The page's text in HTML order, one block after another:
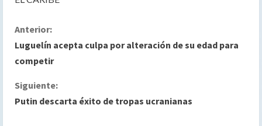
S
i
g
u
Anterior:
Luguelín acepta culpa por alteración de su edad para
competir
Siguiente:
Putin descarta éxito de tropas ucranianas